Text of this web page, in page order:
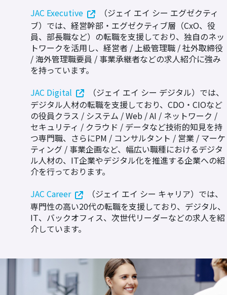
JAC Executive
（ジェイ エイ シー エグゼクティ
ブ）では、経営幹部・エグゼクティブ層（CxO、役
員、部長職など）の転職を支援しており、独自のネッ
トワークを活用し、経営者 / 上級管理職 / 社外取締役
/ 海外管理職要員 / 事業承継者などの求人紹介に強み
を持っています。
JAC Digital
（ジェイ エイ シー デジタル）では、
デジタル人材の転職を支援しており、CDO・CIOなど
の役員クラス / システム / Web / AI / ネットワーク /
セキュリティ / クラウド / データなど技術的知見を持
つ専門職、さらにPM / コンサルタント / 営業 / マーケ
ティング / 事業企画など、幅広い職種におけるデジタ
ル人材の、IT企業やデジタル化を推進する企業への紹
介を行っております。
JAC Career
（ジェイ エイ シー キャリア）では、
専門性の高い20代の転職を支援しており、デジタル、
IT、バックオフィス、次世代リーダーなどの求人を紹
介しています。